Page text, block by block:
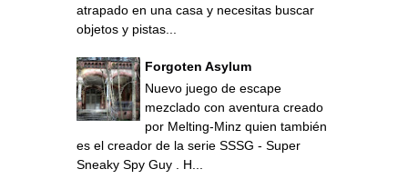
atrapado en una casa y necesitas buscar
objetos y pistas...
Forgoten Asylum
Nuevo juego de escape
mezclado con aventura creado
por Melting-Minz quien también
es el creador de la serie SSSG - Super
Sneaky Spy Guy . H...